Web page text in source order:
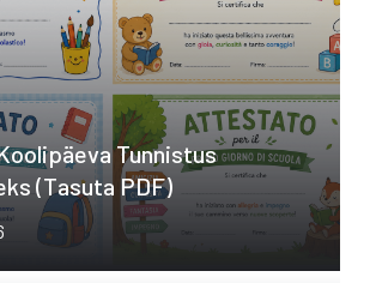
Tunnistus
(tasuta PDF)